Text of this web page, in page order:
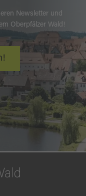
Newsletter und
Oberpfälzer Wald!